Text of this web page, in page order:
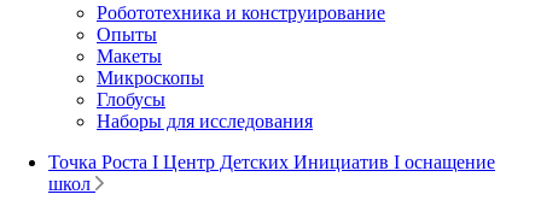
Робототехника и конструирование
Опыты
Макеты
Микроскопы
Глобусы
Наборы для исследования
Точка Роста I Центр Детских Инициатив I оснащение
школ